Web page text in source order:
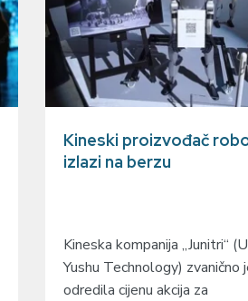
Kineski proizvođač
izlazi na berzu
Kineska kompanija „Junitri“
Yushu Technology) zvanično
odredila cijenu akcija za